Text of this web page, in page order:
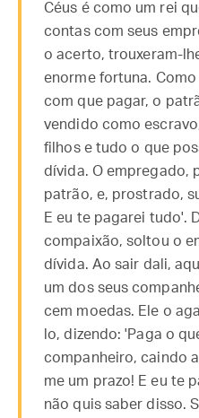
Céus é como um rei
contas com seus
o acerto, trouxeram-
enorme fortuna.
com que pagar, o
vendido como
filhos e tudo o que
dívida. O empregado,
patrão, e, prostrado,
E eu te pagarei tudo'.
compaixão, soltou o
dívida. Ao sair dali,
um dos seus
cem moedas. Ele o
lo, dizendo: 'Paga o
companheiro, caindo
me um prazo! E eu te
não quis saber disso.